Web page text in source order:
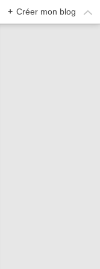
+ Créer mon blog